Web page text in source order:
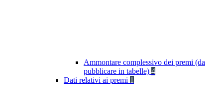
Ammontare complessivo dei premi (da
pubblicare in tabelle) 4
Dati relativi ai premi 1